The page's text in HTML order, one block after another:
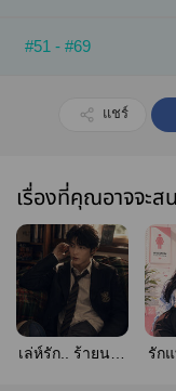
#51 - #69
แชร์
เรื่องที่คุณอาจจะส
เล่ห์รัก.. ร้ายนาย
รัก